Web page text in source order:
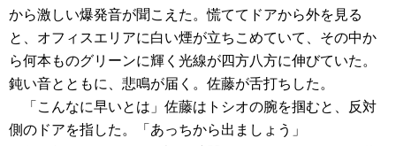
から激しい爆発音が聞こえた。慌ててドアから外を見る
と、オフィスエリアに白い煙が立ちこめていて、その中か
ら何本ものグリーンに輝く光線が四方八方に伸びていた。
鈍い音とともに、悲鳴が届く。佐藤が舌打ちした。
「こんなに早いとは」佐藤はトシオの腕を掴むと、反対
側のドアを指した。「あっちから出ましょう」